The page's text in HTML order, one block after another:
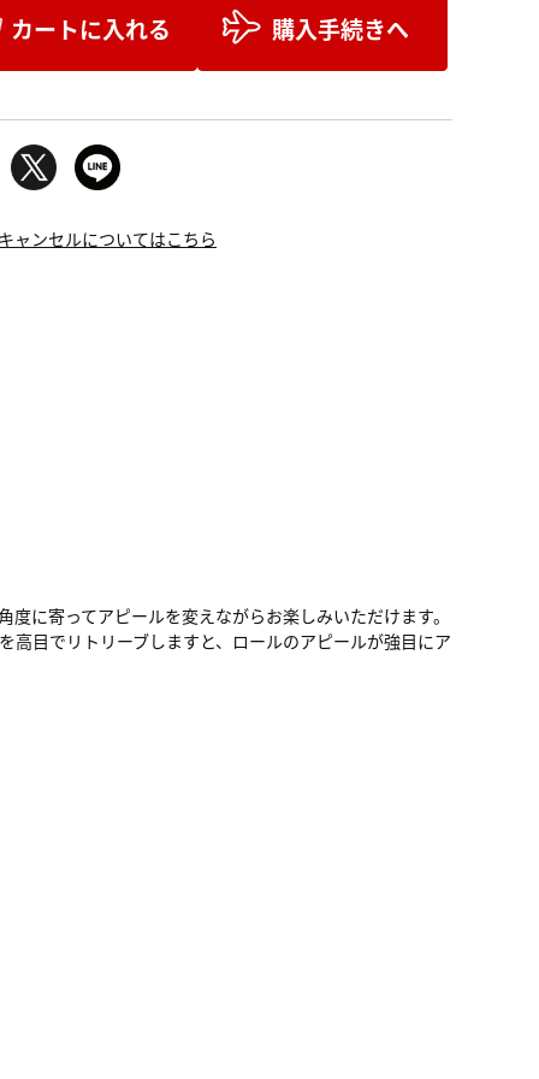
カートに入れる 購入手続きへ
ャンセルについてはこちら
に寄ってアピールを変えながらお楽しみいただけます。
目でリトリーブしますと、ロールのアピールが強目にア